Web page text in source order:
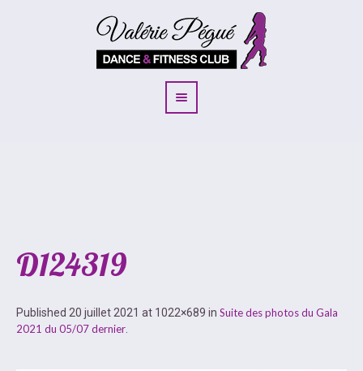
D124319
Published 20 juillet 2021 at 1022×689 in Suite des photos du Gala
2021 du 05/07 dernier